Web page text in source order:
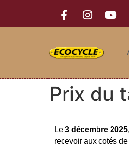
Prix du
Le 3 décembre 2025
recevoir aux cotés